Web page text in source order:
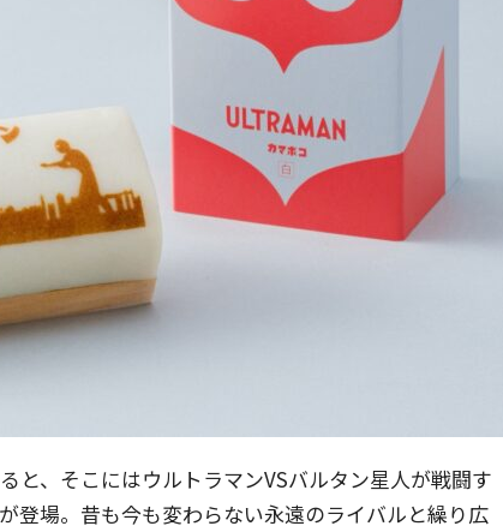
と、そこにはウルトラマンVSバルタン星人が戦闘す
登場。昔も今も変わらない永遠のライバルと繰り広